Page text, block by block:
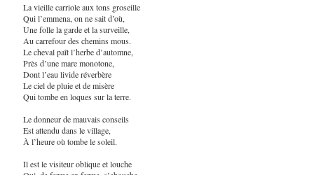
La vieille carriole aux tons groseille
Qui l’emmena, on ne sait d’où,
Une folle la garde et la surveille,
Au carrefour des chemins mous.
Le cheval paît l’herbe d’automne,
Près d’une mare monotone,
Dont l’eau livide réverbère
Le ciel de pluie et de misère
Qui tombe en loques sur la terre.
Le donneur de mauvais conseils
Est attendu dans le village,
À l’heure où tombe le soleil.
Il est le visiteur oblique et louche